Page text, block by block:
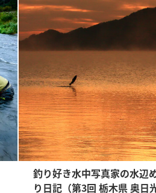
釣り好き水中写真家の水辺
り日記（第3回 栃木県 奥日